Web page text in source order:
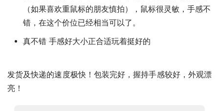
（如果喜欢重鼠标的朋友慎拍），鼠标很灵敏，手感不
错，在这个价位已经相当可以了。
真不错 手感好大小正合适玩着挺好的
发货及快递的速度极快！包装完好，握持手感较好，外观漂
亮！